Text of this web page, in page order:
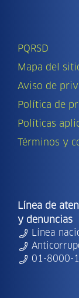
PQRSD
Mapa del
Aviso de
Política de
Políticas
Términos y
Línea de
y denuncias
Línea
01-8000-